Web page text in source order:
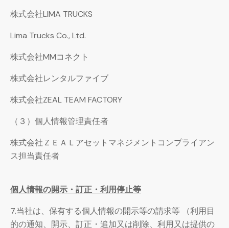
株式会社LIMA TRUCKS
Lima Trucks Co., Ltd.
株式会社MMコネクト
株式会社レンタルファイブ
株式会社ZEAL TEAM FACTORY
（３）個人情報管理責任者
株式会社ＺＥＡＬアセットマネジメントコンプライアン
ス担当責任者
個人情報の開示・訂正・利用停止等
7.当社は、保有する個人情報の開示等の請求等 （利用目
的の通知、開示、訂正・追加又は削除、利用又は提供の